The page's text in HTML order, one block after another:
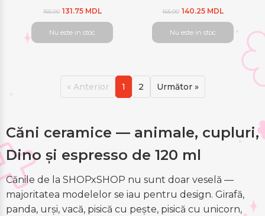
155.00 131.75 MDL
Nu este in stoc
165.00 140.25 MDL
Nu este in stoc
« Anterior 1 2 Următor »
Căni ceramice — animale, cupluri,
Dino și espresso de 120 ml
Cănile de la SHOPxSHOP nu sunt doar veselă —
majoritatea modelelor se iau pentru design. Girafă,
panda, urși, vacă, pisică cu pește, pisică cu unicorn,